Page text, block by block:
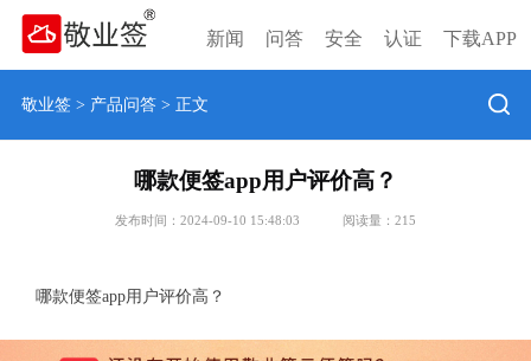
新闻 问答 安全 认证 下载APP
敬业签> 产品问答> 正文
哪款便签app用户评价高？
发布时间：2024-09-10 15:48:03 阅读量： 215
哪款便签app用户评价高？